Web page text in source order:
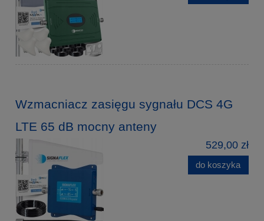
Wzmacniacz zasięgu sygnału DCS 4G
LTE 65 dB mocny anteny
529,00 zł
do koszyka